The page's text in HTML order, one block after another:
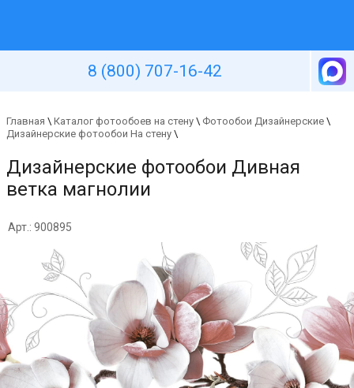
8 (800) 707-16-42
Главная \ Каталог фотообоев на стену \ Фотообои Дизайнерские \
Дизайнерские фотообои На стену \
Дизайнерские фотообои Дивная
ветка магнолии
Арт.: 900895